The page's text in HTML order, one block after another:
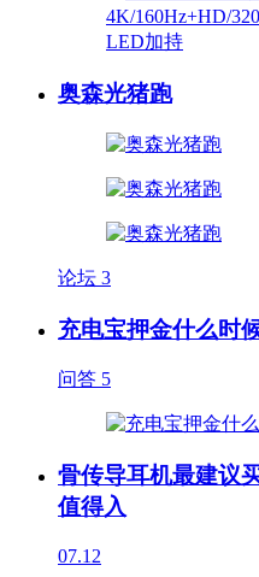
奥森光猪跑
论坛 3
充电宝押金什么时
问答 5
骨传导耳机最建议
值得入
07.12